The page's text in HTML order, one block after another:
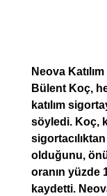
Neova
Bülent Koç,
katılım
söyledi. Koç,
sigortacılıktan
olduğunu,
oranın yüzde
kaydetti.